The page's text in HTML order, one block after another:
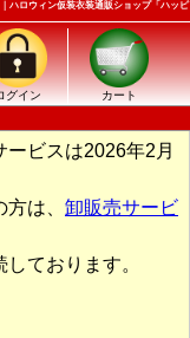
ハロウィン仮装衣装通販ショップ「ハッピ
グイン カート
ビスは2026年2月
は、 卸販売サービ
ております。